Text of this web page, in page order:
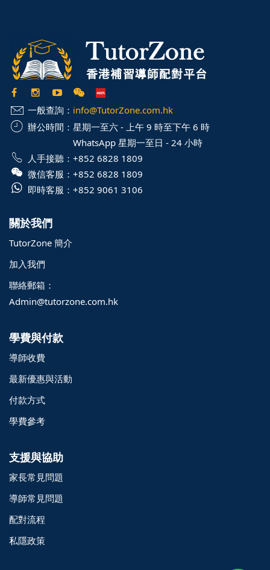
一般查詢： info@TutorZone.com.hk
辦公時間： 星期一至六 - 上午 9 時至下午 6 時
WhatsApp 星期一至日 - 24 小時
人手接聽： +852 6828 1809
微信客服： +852 6828 1809
即時客服： +852 9061 3106
關於我們
TutorZone 簡介
加入我們
聯絡郵箱：
Admin@tutorzone.com.hk
學費與付款
導師收費
最新優惠與活動
付款方式
學費參考
支援與協助
家長常見問題
導師常見問題
配對流程
私隱政策